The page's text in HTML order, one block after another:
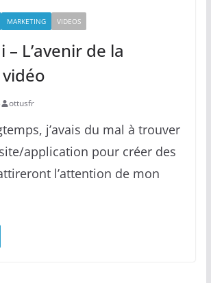
MARKETING VIDEOS
– L’avenir de la
ottusfr
j’avais du mal à trouver
application pour créer des
l’attention de mon